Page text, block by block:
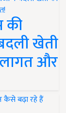
की
खेती
और